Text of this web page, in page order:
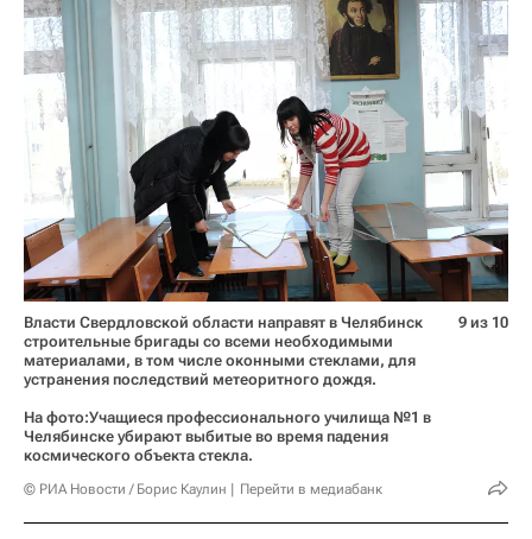
Власти Свердловской области направят в Челябинск
строительные бригады со всеми необходимыми
материалами, в том числе оконными стеклами, для
устранения последствий метеоритного дождя.
На фото:Учащиеся профессионального училища №1 в
Челябинске убирают выбитые во время падения
космического объекта стекла.
© РИА Новости / Борис Каулин Перейти в медиабанк
9 из 10